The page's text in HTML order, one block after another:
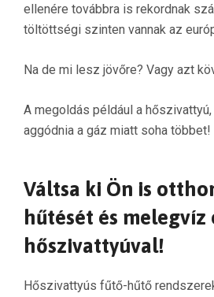
ellenére továbbra is rekordnak
töltöttségi szinten vannak az
Na de mi lesz jövőre? Vagy azt
A megoldás például a
aggódnia a gáz miatt soha többet!
Váltsa ki Ön is
hűtését és
hőszivattyúval!
Hőszivattyús fűtő-hűtő